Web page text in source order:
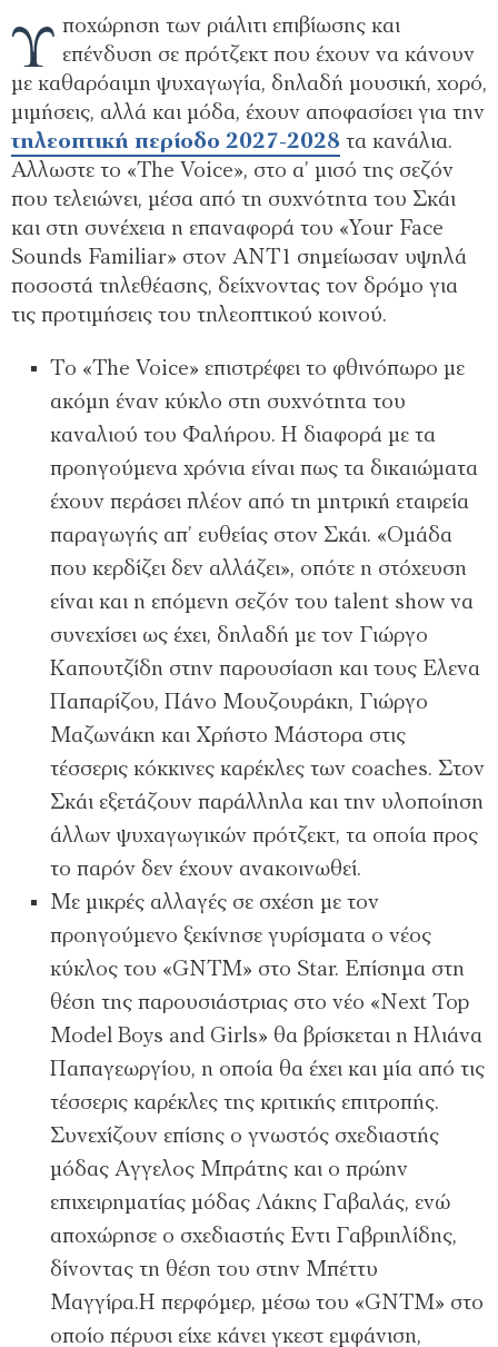
Υ ποχώρηση των ριάλιτι επιβίωσης και
επένδυση σε πρότζεκτ που έχουν να κάνουν
µε καθαρόαιµη ψυχαγωγία, δηλαδή µουσική, χορό,
µιµήσεις, αλλά και µόδα, έχουν αποφασίσει για την
τηλεοπτική περίοδο 2027-2028 τα κανάλια.
Αλλωστε το «The Voice», στο α’ µισό της σεζόν
που τελειώνει, µέσα από τη συχνότητα του Σκάι
και στη συνέχεια η επαναφορά του «Your Face
Sounds Familiar» στον ΑΝΤ1 σηµείωσαν υψηλά
ποσοστά τηλεθέασης, δείχνοντας τον δρόµο για
τις προτιµήσεις του τηλεοπτικού κοινού.
Το «The Voice» επιστρέφει το φθινόπωρο µε
ακόµη έναν κύκλο στη συχνότητα του
καναλιού του Φαλήρου. Η διαφορά µε τα
προηγούµενα χρόνια είναι πως τα δικαιώµατα
έχουν περάσει πλέον από τη µητρική εταιρεία
παραγωγής απ’ ευθείας στον Σκάι. «Οµάδα
που κερδίζει δεν αλλάζει», οπότε η στόχευση
είναι και η επόµενη σεζόν του talent show να
συνεχίσει ως έχει, δηλαδή µε τον Γιώργο
Καπουτζίδη στην παρουσίαση και τους Ελενα
Παπαρίζου, Πάνο Μουζουράκη, Γιώργο
Μαζωνάκη και Χρήστο Μάστορα στις
τέσσερις κόκκινες καρέκλες των coaches. Στον
Σκάι εξετάζουν παράλληλα και την υλοποίηση
άλλων ψυχαγωγικών πρότζεκτ, τα οποία προς
το παρόν δεν έχουν ανακοινωθεί.
Με µικρές αλλαγές σε σχέση µε τον
προηγούµενο ξεκίνησε γυρίσµατα ο νέος
κύκλος του «GNTM» στο Star. Επίσηµα στη
θέση της παρουσιάστριας στο νέο «Next Top
Model Boys and Girls» θα βρίσκεται η Ηλιάνα
Παπαγεωργίου, η οποία θα έχει και µία από τις
τέσσερις καρέκλες της κριτικής επιτροπής.
Συνεχίζουν επίσης ο γνωστός σχεδιαστής
µόδας Αγγελος Μπράτης και ο πρώην
επιχειρηµατίας µόδας Λάκης Γαβαλάς, ενώ
αποχώρησε ο σχεδιαστής Εντι Γαβριηλίδης,
δίνοντας τη θέση του στην Μπέττυ
Μαγγίρα.Η περφόµερ, µέσω του «GNTM» στο
οποίο πέρυσι είχε κάνει γκεστ εµφάνιση,